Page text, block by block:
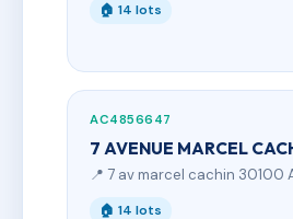
🏠 14 lots
AC4856647
7 AVENUE MARCEL
📍 7 av marcel cachin 30100
🏠 14 lots